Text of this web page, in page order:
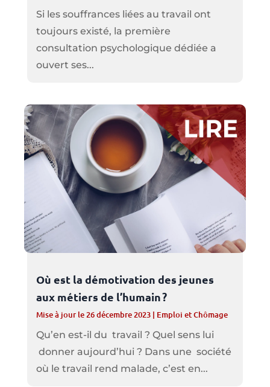
Si les souffrances liées au travail ont
toujours existé, la première
consultation psychologique dédiée a
ouvert ses...
Où est la démotivation des jeunes
aux métiers de l’humain ?
Mise à jour le 26 décembre 2023| Emploi et Chômage
Qu’en est-il du travail ? Quel sens lui
donner aujourd’hui ? Dans une société
où le travail rend malade, c’est en...